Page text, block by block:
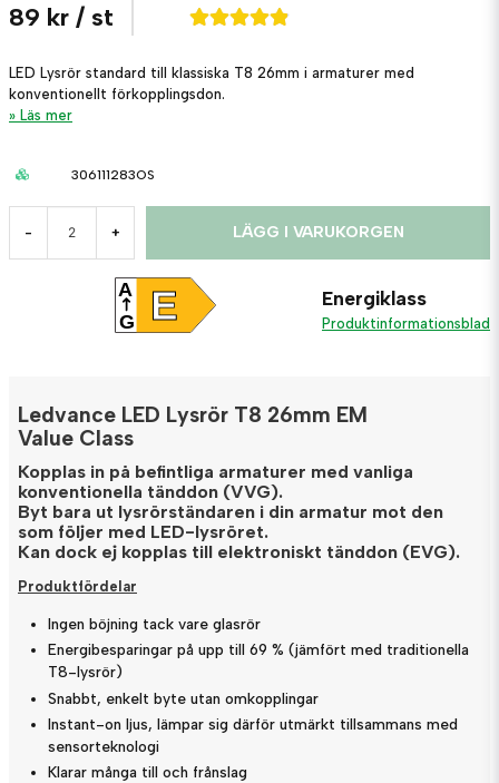
89 kr / st
LED Lysrör standard till klassiska T8 26mm i armaturer med
konventionellt förkopplingsdon.
Läs mer
306111283OS
- + LÄGG I VARUKORGEN
E
A
G
Energiklass
Produktinformationsblad
Ledvance LED Lysrör T8 26mm EM
Value Class
Kopplas in på befintliga armaturer med vanliga
konventionella tänddon (VVG).
Byt bara ut lysrörständaren i din armatur mot den
som följer med LED-lysröret.
Kan dock ej kopplas till elektroniskt tänddon (EVG).
Produktfördelar
Ingen böjning tack vare glasrör
Energibesparingar på upp till 69 % (jämfört med traditionella
T8-lysrör)
Snabbt, enkelt byte utan omkopplingar
Instant-on ljus, lämpar sig därför utmärkt tillsammans med
sensorteknologi
Klarar många till och frånslag